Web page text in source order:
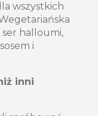
wszystkich
halloumi,
i
inni